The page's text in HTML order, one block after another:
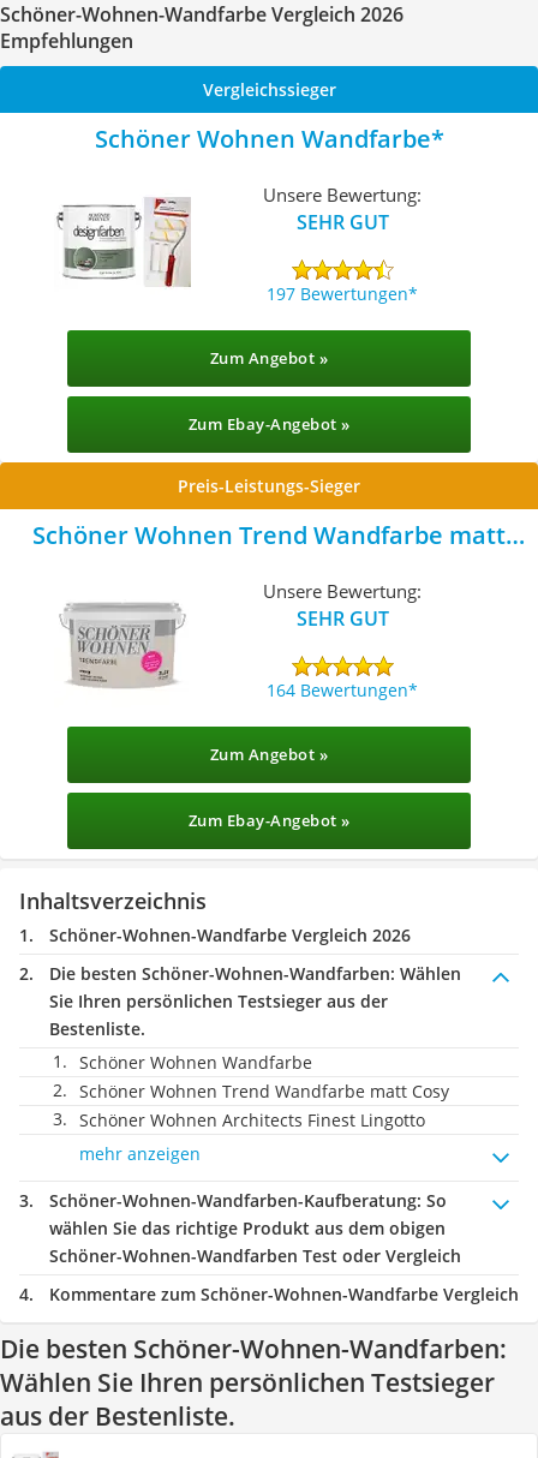
Schöner-Wohnen-Wandfarbe Vergleich 2026
Empfehlungen
Vergleichssieger
Schöner Wohnen Wandfarbe
Unsere Bewertung:
SEHR GUT
197 Bewertungen
Zum Angebot »
Zum Ebay-Angebot »
Preis-Leistungs-Sieger
Schöner Wohnen Trend Wandfarbe matt
Unsere Bewertung:
SEHR GUT
164 Bewertungen
Zum Angebot »
Zum Ebay-Angebot »
Inhaltsverzeichnis
Schöner-Wohnen-Wandfarbe Vergleich 2026
Die besten Schöner-Wohnen-Wandfarben: Wählen
Sie Ihren persönlichen Testsieger aus der
Bestenliste.
Schöner Wohnen Wandfarbe
Schöner Wohnen Trend Wandfarbe matt Cosy
Schöner Wohnen Architects Finest Lingotto
mehr anzeigen
Schöner-Wohnen-Wandfarben-Kaufberatung: So
wählen Sie das richtige Produkt aus dem obigen
Schöner-Wohnen-Wandfarben Test oder Vergleich
Kommentare zum Schöner-Wohnen-Wandfarbe Vergleich
Die besten Schöner-Wohnen-Wandfarben:
Wählen Sie Ihren persönlichen Testsieger
aus der Bestenliste.